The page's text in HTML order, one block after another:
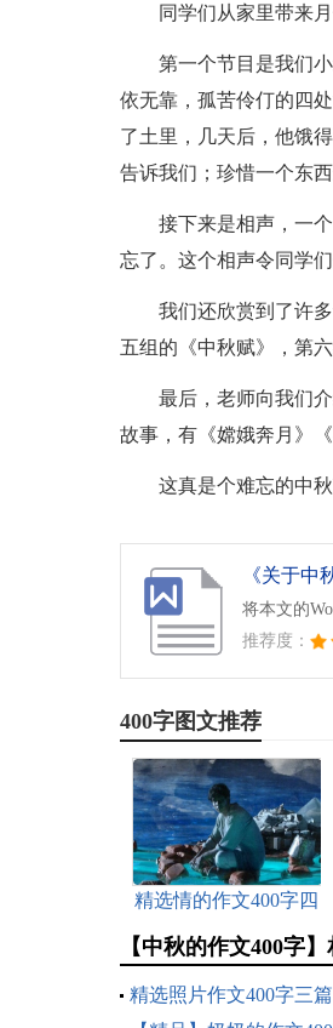
同学们从家里带来
第一个节目是我们
依无靠，孤苦伶仃的四
了土里，几天后，他饿
告诉我们；珍惜一个东
接下来是相声，一
忘了。这个相声令同学
我们还欣赏到了许
五组的《中秋赋》，第
最后，老师向我们
故事，有《嫦娥奔月》
这真是个难忘的中
《关于中
将本文的
推荐度：
400字图文推荐
精选情的作文400字四
【中秋的作文400字】
精选照片作文400字三篇